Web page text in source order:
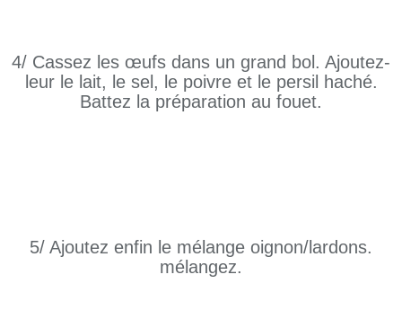
4/ Cassez les œufs dans un grand bol. Ajoutez-
leur le lait, le sel, le poivre et le persil haché.
Battez la préparation au fouet.
5/ Ajoutez enfin le mélange oignon/lardons.
mélangez.